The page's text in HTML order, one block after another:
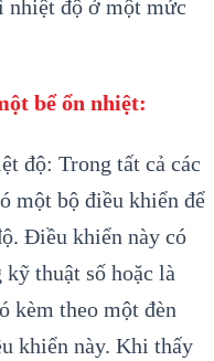
nhiệt độ ở một mức
bể ổn nhiệt:
độ: Trong tất cả các
một bộ điều khiển để
Điều khiển này có
thuật số hoặc là
kèm theo một đèn
khiển này. Khi thấy